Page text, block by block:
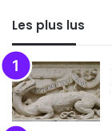
Les plus lus